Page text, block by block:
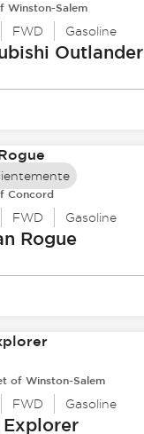
Winston-Salem
FWD Gasoline
Outlander
Concord
FWD Gasoline
Rogue
of Winston-Salem
FWD Gasoline
Explorer